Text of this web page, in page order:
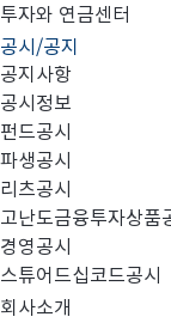
투자와 연금센터
공시/공지
공지사항
공시정보
펀드공시
파생공시
리츠공시
고난도금융투자상품
경영공시
스튜어드십코드공시
회사소개
『금융투자업규
미래에셋